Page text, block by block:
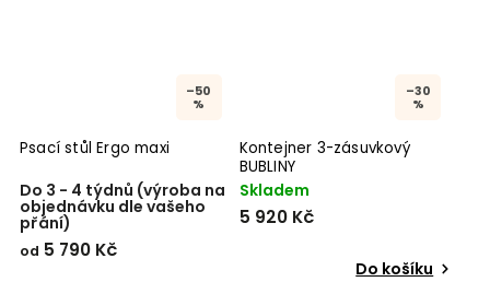
–50
%
Psací stůl Ergo maxi
Do 3 - 4 týdnů (výroba na
objednávku dle vašeho
přání)
od 5 790 Kč
–30
%
Kontejner 3-zásuvkový
BUBLINY
Skladem
5 920 Kč
Do košíku